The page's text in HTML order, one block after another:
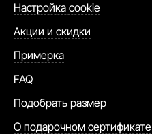
Настройка cookie
Акции и скидки
Примерка
FAQ
Подобрать размер
О подарочном сертификате